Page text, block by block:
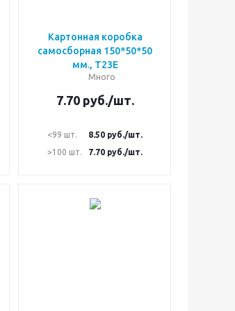
Картонная коробка
самосборная 150*50*50
мм., Т23Е
Много
7.70руб./шт.
<99 шт. 8.50 руб./шт.
>100 шт.
7.70 руб./шт.